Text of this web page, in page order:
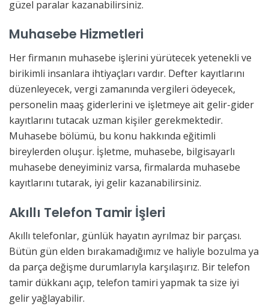
güzel paralar kazanabilirsiniz.
Muhasebe Hizmetleri
Her firmanın muhasebe işlerini yürütecek yetenekli ve
birikimli insanlara ihtiyaçları vardır. Defter kayıtlarını
düzenleyecek, vergi zamanında vergileri ödeyecek,
personelin maaş giderlerini ve işletmeye ait gelir-gider
kayıtlarını tutacak uzman kişiler gerekmektedir.
Muhasebe bölümü, bu konu hakkında eğitimli
bireylerden oluşur. İşletme, muhasebe, bilgisayarlı
muhasebe deneyiminiz varsa, firmalarda muhasebe
kayıtlarını tutarak, iyi gelir kazanabilirsiniz.
Akıllı Telefon Tamir İşleri
Akıllı telefonlar, günlük hayatın ayrılmaz bir parçası.
Bütün gün elden bırakamadığımız ve haliyle bozulma ya
da parça değişme durumlarıyla karşılaşırız. Bir telefon
tamir dükkanı açıp, telefon tamiri yapmak ta size iyi
gelir yağlayabilir.